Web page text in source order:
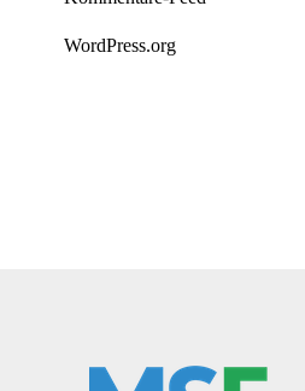
WordPress.org